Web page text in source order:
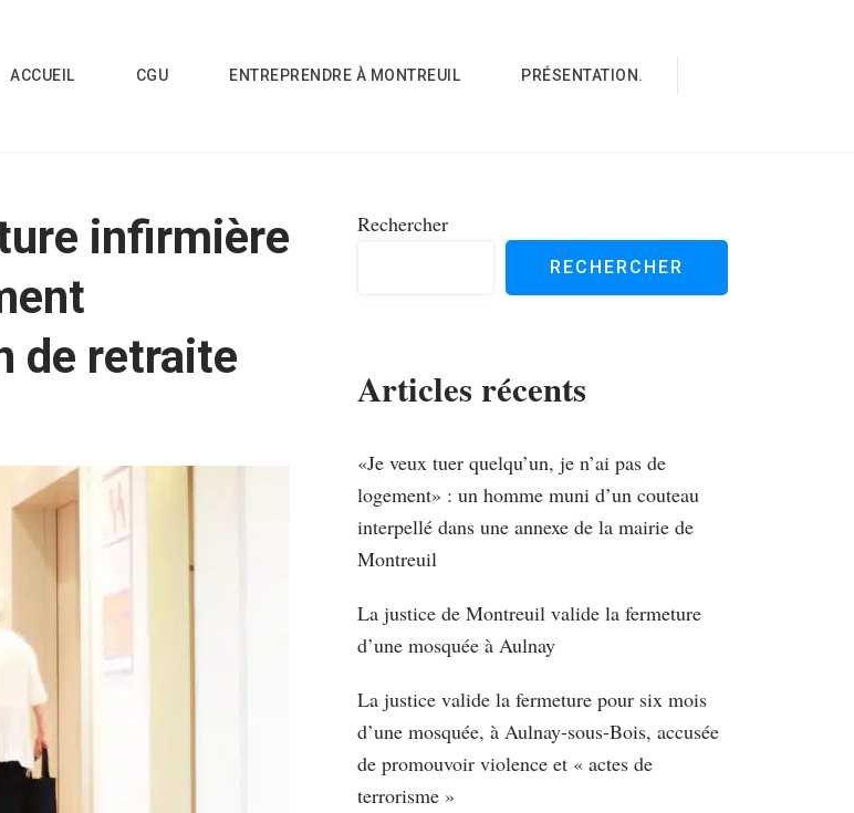
ACCUEIL CGU ENTREPRENDRE À MONTREUIL PRÉSENTATION.
infirmière
de retraite
Rechercher
RECHERCHER
Articles récents
«Je veux tuer quelqu’un, je n’ai pas de
logement» : un homme muni d’un couteau
interpellé dans une annexe de la mairie de
Montreuil
La justice de Montreuil valide la fermeture
d’une mosquée à Aulnay
La justice valide la fermeture pour six mois
d’une mosquée, à Aulnay-sous-Bois, accusée
de promouvoir violence et « actes de
terrorisme »